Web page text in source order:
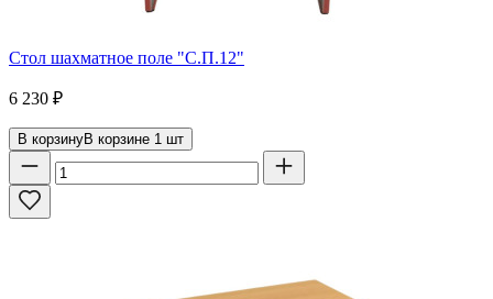
Стол шахматное поле "С.П.12"
6 230 ₽
В корзинуВ корзине 1 шт